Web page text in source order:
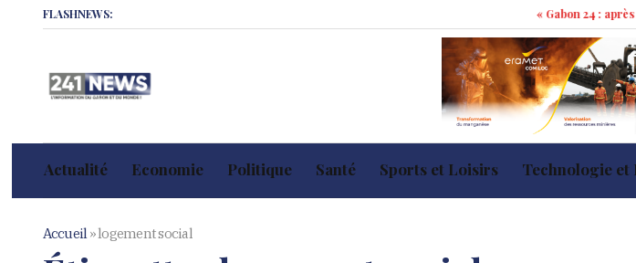
FLASHNEWS: « Gabon 24 : après la
Actualité Economie Politique Santé Sports et Loisirs Technologie et
Accueil»logement social